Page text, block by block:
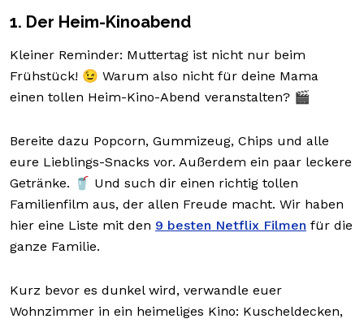
1. Der Heim-Kinoabend
Kleiner Reminder: Muttertag ist nicht nur beim
Frühstück! 😉 Warum also nicht für deine Mama
einen tollen Heim-Kino-Abend veranstalten? 🎬
Bereite dazu Popcorn, Gummizeug, Chips und alle
eure Lieblings-Snacks vor. Außerdem ein paar leckere
Getränke. 🥤 Und such dir einen richtig tollen
Familienfilm aus, der allen Freude macht. Wir haben
hier eine Liste mit den 9 besten Netflix Filmen für die
ganze Familie.
Kurz bevor es dunkel wird, verwandle euer
Wohnzimmer in ein heimeliges Kino: Kuscheldecken,